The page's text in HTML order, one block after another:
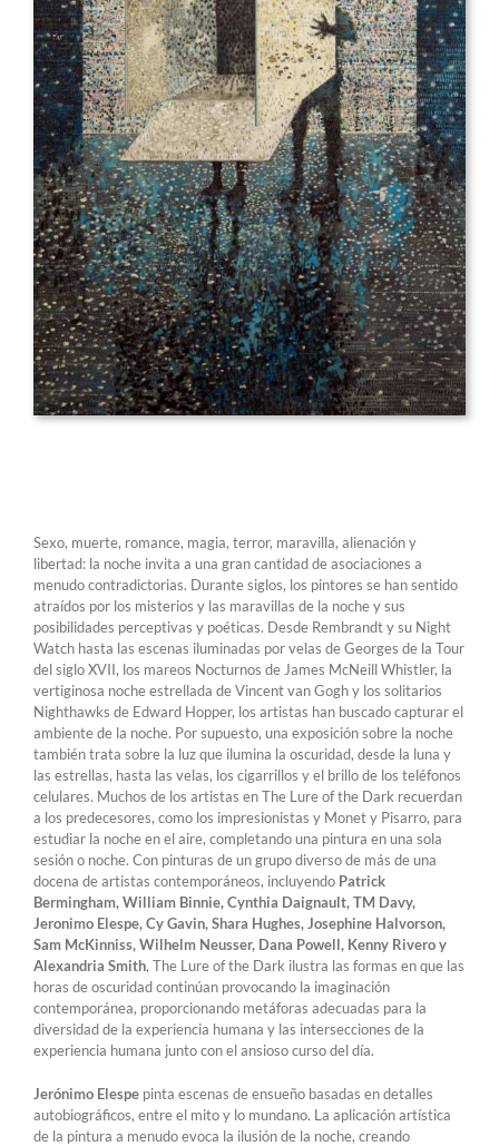
Sexo, muerte, romance, magia, terror, maravilla, alienación y
libertad: la noche invita a una gran cantidad de asociaciones a
menudo contradictorias. Durante siglos, los pintores se han sentido
atraídos por los misterios y las maravillas de la noche y sus
posibilidades perceptivas y poéticas. Desde Rembrandt y su Night
Watch hasta las escenas iluminadas por velas de Georges de la Tour
del siglo XVII, los mareos Nocturnos de James McNeill Whistler, la
vertiginosa noche estrellada de Vincent van Gogh y los solitarios
Nighthawks de Edward Hopper, los artistas han buscado capturar el
ambiente de la noche. Por supuesto, una exposición sobre la noche
también trata sobre la luz que ilumina la oscuridad, desde la luna y
las estrellas, hasta las velas, los cigarrillos y el brillo de los teléfonos
celulares. Muchos de los artistas en The Lure of the Dark recuerdan
a los predecesores, como los impresionistas y Monet y Pisarro, para
estudiar la noche en el aire, completando una pintura en una sola
sesión o noche. Con pinturas de un grupo diverso de más de una
docena de artistas contemporáneos, incluyendo Patrick
Bermingham, William Binnie, Cynthia Daignault, TM Davy,
Jeronimo Elespe, Cy Gavin, Shara Hughes, Josephine Halvorson,
Sam McKinniss, Wilhelm Neusser, Dana Powell, Kenny Rivero y
Alexandria Smith, The Lure of the Dark ilustra las formas en que las
horas de oscuridad continúan provocando la imaginación
contemporánea, proporcionando metáforas adecuadas para la
diversidad de la experiencia humana y las intersecciones de la
experiencia humana junto con el ansioso curso del día.
Jerónimo Elespe pinta escenas de ensueño basadas en detalles
autobiográficos, entre el mito y lo mundano. La aplicación artística
de la pintura a menudo evoca la ilusión de la noche, creando